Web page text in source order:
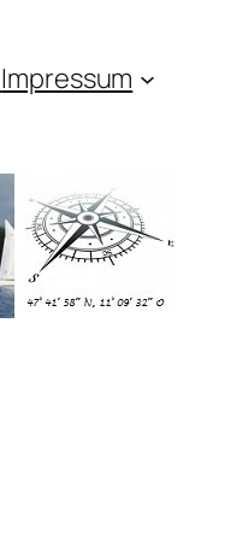
Impressum